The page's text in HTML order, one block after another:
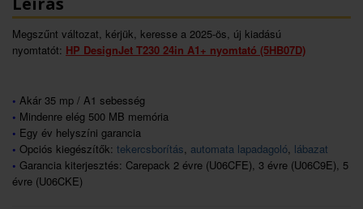
Megszűnt változat, kérjük, keresse a 2025-ös, új kiadású
nyomtatót: HP DesignJet T230 24in A1+ nyomtató (5HB07D)
• Akár 35 mp / A1 sebesség
• Mindenre elég 500 MB memória
• Egy év helyszíni garancia
• Opciós kiegészítők: tekercsborítás, automata lapadagoló, lábazat
• Garancia kiterjesztés: Carepack 2 évre (U06CFE), 3 évre (U06C9E), 5
évre (U06CKE)